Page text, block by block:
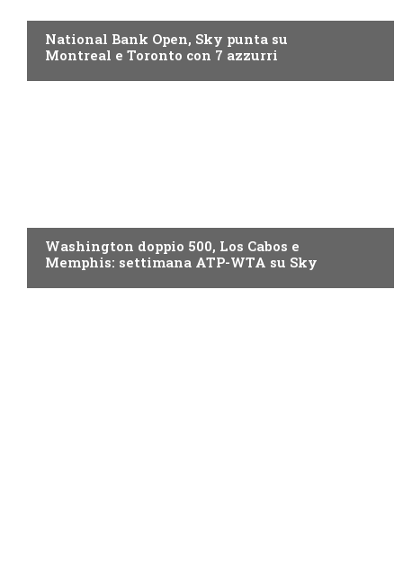
National Bank Open, Sky punta su
Montreal e Toronto con 7 azzurri
Washington doppio 500, Los Cabos e
Memphis: settimana ATP-WTA su Sky